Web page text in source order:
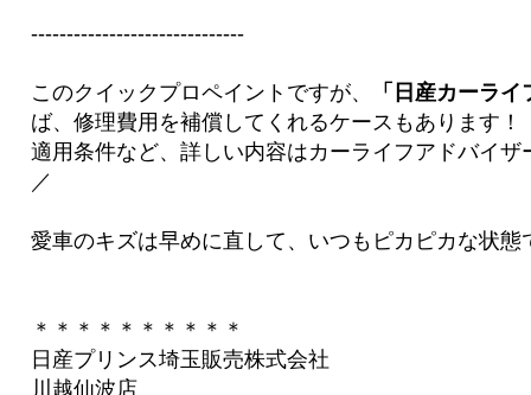
------------------------------
このクイックプロペイントですが、
「日産カーラ
ば、修理費用を補償してくれるケースもあります！
適用条件など、詳しい内容はカーライフアドバイ
／
愛車のキズは早めに直して、いつもピカピカな状態
＊＊＊＊＊＊＊＊＊＊
日産プリンス埼玉販売株式会社
川越仙波店